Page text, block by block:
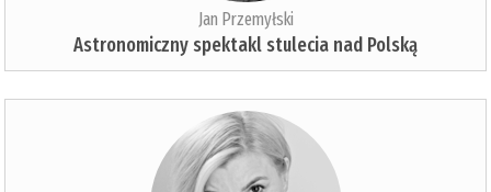
Jan Przemyłski
Astronomiczny spektakl stulecia nad Polską